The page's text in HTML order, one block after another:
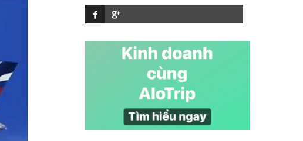
Hãng hàng không
Hãng hàng không Air
India